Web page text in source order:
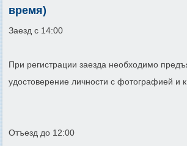
время)
Заезд c 14:00
При регистрации заезда необходимо
удостоверение личности с фотографией и
Отъезд до 12:00